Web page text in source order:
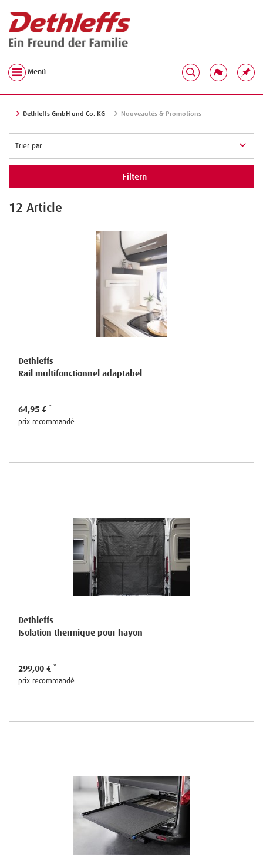
Menü
Dethleffs GmbH und Co. KG Nouveautés & Promotions
Filtern
12 Article
Dethleffs
Rail multifonctionnel adaptabel
64,95 €
prix recommandé
Dethleffs
Isolation thermique pour hayon
299,00 €
prix recommandé